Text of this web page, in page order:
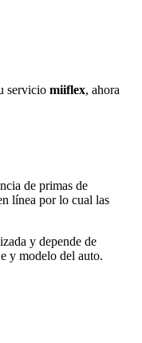
servicio miiflex, ahora
de primas de
línea por lo cual las
y depende de
y modelo del auto.